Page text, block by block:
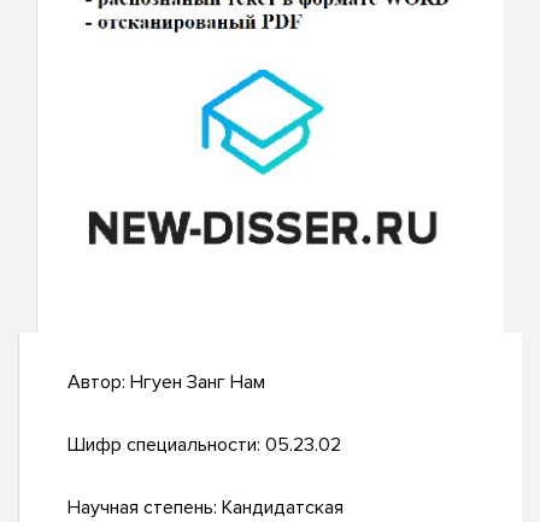
Автор: Нгуен Занг Нам
Шифр специальности: 05.23.02
Научная степень: Кандидатская